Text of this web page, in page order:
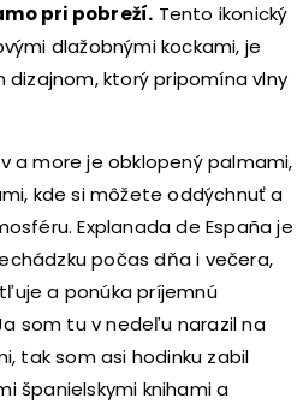
pri pobreží. Tento ikonický
dlažobnými kockami, je
dizajnom, ktorý pripomína vlny
a more je obklopený palmami,
kde si môžete oddýchnuť a
Explanada de España je
počas dňa i večera,
a ponúka príjemnú
som tu v nedeľu narazil na
tak som asi hodinku zabil
španielskymi knihami a